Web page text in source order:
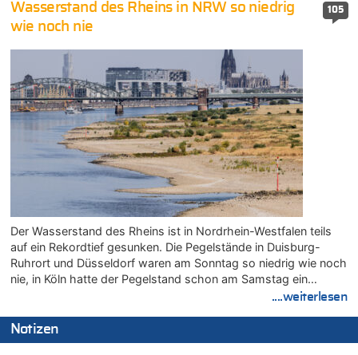
105
Wasserstand des Rheins in NRW so niedrig
wie noch nie
Der Wasserstand des Rheins ist in Nordrhein-Westfalen teils
auf ein Rekordtief gesunken. Die Pegelstände in Duisburg-
Ruhrort und Düsseldorf waren am Sonntag so niedrig wie noch
nie, in Köln hatte der Pegelstand schon am Samstag ein…
....weiterlesen
Notizen